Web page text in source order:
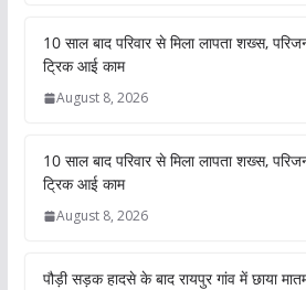
10 साल बाद परिवार से मिला लापता शख्स,
ट्रिक आई काम
August 8, 2026
10 साल बाद परिवार से मिला लापता शख्स,
ट्रिक आई काम
August 8, 2026
पौड़ी सड़क हादसे के बाद रायपुर गांव में छाया